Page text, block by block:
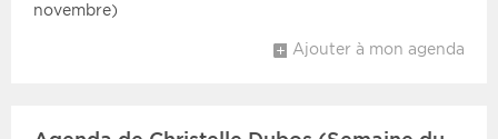
novembre)
Ajouter à mon agenda